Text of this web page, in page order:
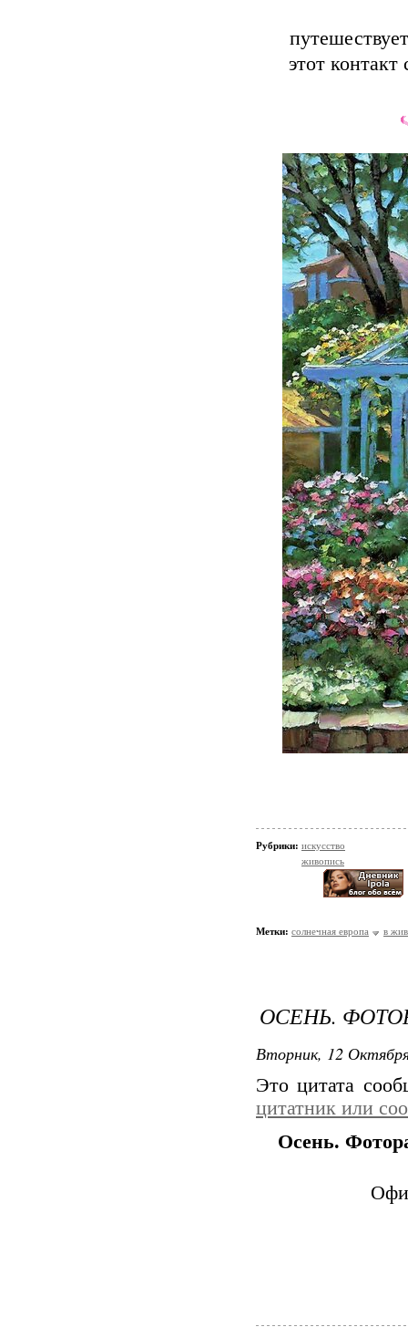
этот
Рубрики: искусство
живопись
Метки: солнечная европа в
ОСЕНЬ.
Вторник, 12
Это цитата
цитатник или
Осень.